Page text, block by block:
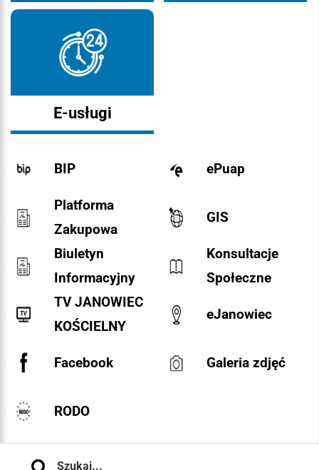
E-usługi
BIP ePuap
Platforma
Zakupowa
GIS
Biuletyn
Informacyjny
Konsultacje
Społeczne
TV JANOWIEC
KOŚCIELNY
eJanowiec
Facebook Galeria zdjęć
RODO